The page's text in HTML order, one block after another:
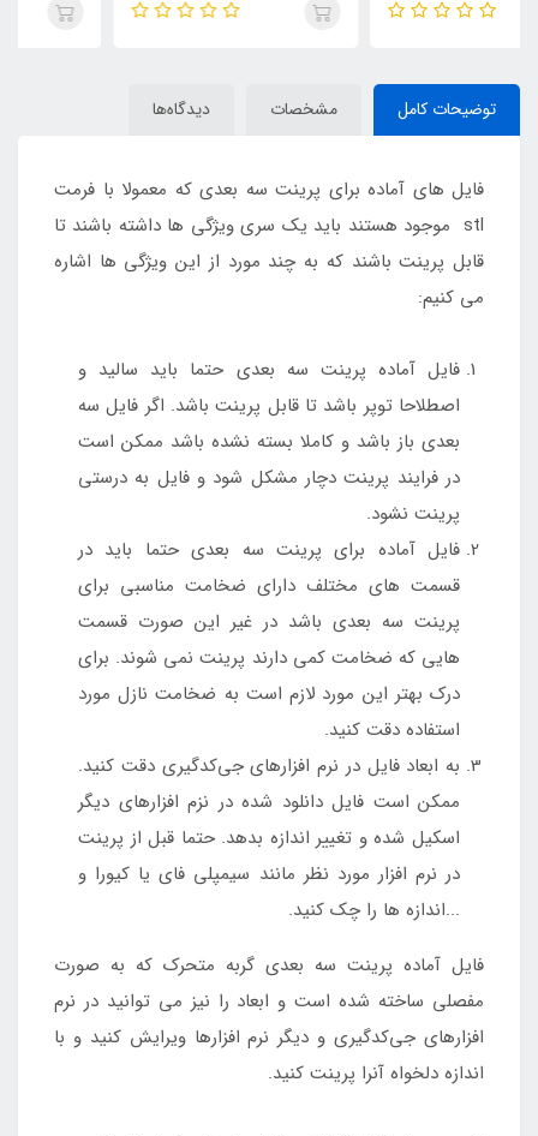
توضیحات کامل مشخصات دیدگاه‌ها
فایل های آماده برای پرینت سه بعدی که معمولا با فرمت
stl موجود هستند باید یک سری ویژگی ها داشته باشند تا
قابل پرینت باشند که به چند مورد از این ویژگی ها اشاره
می کنیم:
فایل آماده پرینت سه بعدی حتما باید سالید و
اصطلاحا توپر باشد تا قابل پرینت باشد. اگر فایل سه
بعدی باز باشد و کاملا بسته نشده باشد ممکن است
در فرایند پرینت دچار مشکل شود و فایل به درستی
پرینت نشود.
فایل آماده برای پرینت سه بعدی حتما باید در
قسمت های مختلف دارای ضخامت مناسبی برای
پرینت سه بعدی باشد در غیر این صورت قسمت
هایی که ضخامت کمی دارند پرینت نمی شوند. برای
درک بهتر این مورد لازم است به ضخامت نازل مورد
استفاده دقت کنید.
به ابعاد فایل در نرم افزارهای جی‌کدگیری دقت کنید.
ممکن است فایل دانلود شده در نزم افزارهای دیگر
اسکیل شده و تغییر اندازه بدهد. حتما قبل از پرینت
در نرم افزار مورد نظر مانند سیمپلی فای یا کیورا و
...اندازه ها را چک کنید.
فایل آماده پرینت سه بعدی گربه متحرک که به صورت
مفصلی ساخته شده است و ابعاد را نیز می توانید در نرم
افزارهای جی‌کدگیری و دیگر نرم افزارها ویرایش کنید و با
اندازه دلخواه آنرا پرینت کنید.